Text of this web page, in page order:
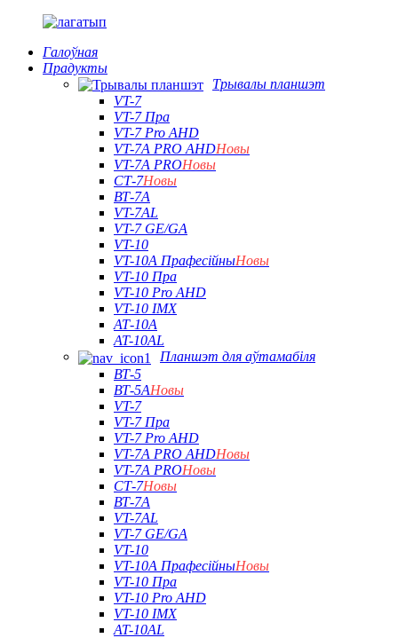
Галоўная
Прадукты
Трывалы планшэт
VT-7
VT-7 Пра
VT-7 Pro AHD
VT-7A PRO AHDНовы
VT-7A PROНовы
СТ-7Новы
ВТ-7А
VT-7AL
VT-7 GE/GA
VT-10
VT-10A ПрафесійныНовы
VT-10 Пра
VT-10 Pro AHD
VT-10 IMX
АТ-10А
AT-10AL
Планшэт для аўтамабіля
ВТ-5
ВТ-5АНовы
VT-7
VT-7 Пра
VT-7 Pro AHD
VT-7A PRO AHDНовы
VT-7A PROНовы
СТ-7Новы
ВТ-7А
VT-7AL
VT-7 GE/GA
VT-10
VT-10A ПрафесійныНовы
VT-10 Пра
VT-10 Pro AHD
VT-10 IMX
AT-10AL